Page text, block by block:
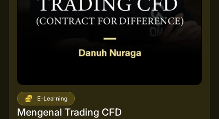
E-Learning
Mengenal Trading CFD